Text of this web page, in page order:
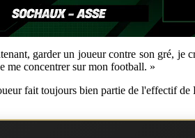
garder un joueur contre son gré, je
me concentrer sur mon football. »
fait toujours bien partie de l'effectif